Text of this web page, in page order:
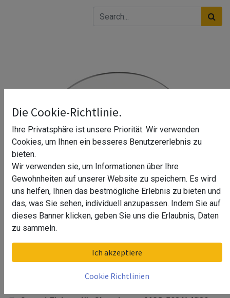
Gummi-Einlage für Glasadapter,
MOD 5034^
Gummi-Einlage für Glasadapter, MOD 5034^ (Ø50
Die Cookie-Richtlinie.
Ihre Privatsphäre ist unsere Priorität. Wir verwenden
Cookies, um Ihnen ein besseres Benutzererlebnis zu
bieten.
Wir verwenden sie, um Informationen über Ihre
Gewohnheiten auf unserer Website zu speichern. Es wird
uns helfen, Ihnen das bestmögliche Erlebnis zu bieten und
das, was Sie sehen, individuell anzupassen. Indem Sie auf
dieses Banner klicken, geben Sie uns die Erlaubnis, Daten
zu sammeln.
Ich akzeptiere
Cookie Richtlinien